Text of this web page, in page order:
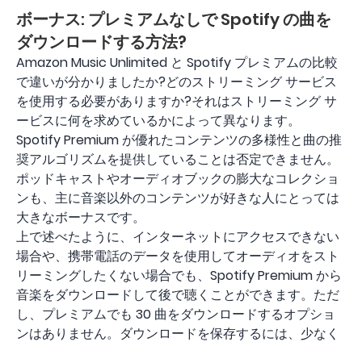
ボーナス: プレミアムなしで Spotify の曲を
ダウンロードする方法?
Amazon Music Unlimited と Spotify プレミアムの比較
で違いが分かりましたか?どのストリーミング サービス
を使用する必要がありますか?それはストリーミング サ
ービスに何を求めているかによって異なります。
Spotify Premium が優れたコンテンツの多様性と曲の推
奨アルゴリズムを提供していることは否定できません。
ポッドキャストやオーディオブックの膨大なコレクショ
ンも、主に音楽以外のコンテンツが好きな人にとっては
大きなボーナスです。
上で述べたように、インターネットにアクセスできない
場合や、携帯電話のデータを使用してオーディオをスト
リーミングしたくない場合でも、Spotify Premium から
音楽をダウンロードして後で聴くことができます。ただ
し、プレミアムでも 30 曲をダウンロードするオプショ
ンはありません。ダウンロードを保存するには、少なく